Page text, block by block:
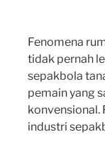
Fenomena
tidak pernah
sepakbola
pemain yang
konvensional.
industri